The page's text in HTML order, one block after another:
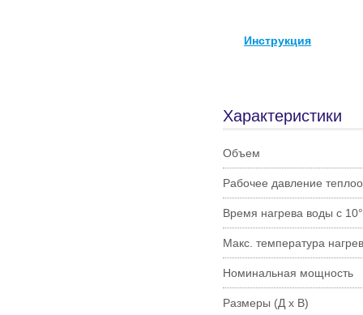
Инструкция
Характеристики
Объем
Рабочее давление
Время нагрева воды с
Макс. температура
Номинальная мощность
Размеры (Д х В)